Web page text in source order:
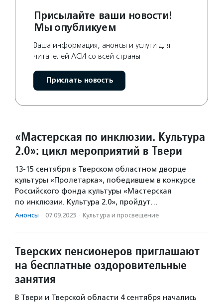
Присылайте ваши новости!
Мы опубликуем
Ваша информация, анонсы и услуги для
читателей АСИ со всей страны
Прислать новость
«Мастерская по инклюзии. Культура
2.0»: цикл мероприятий в Твери
13-15 сентября в Тверском областном дворце
культуры «Пролетарка», победившем в конкурсе
Российского фонда культуры «Мастерская
по инклюзии. Культура 2.0», пройдут…
Анонсы · 07.09.2023 · Культура и просвещение
Тверских пенсионеров приглашают
на бесплатные оздоровительные
занятия
В Твери и Тверской области 4 сентября начались